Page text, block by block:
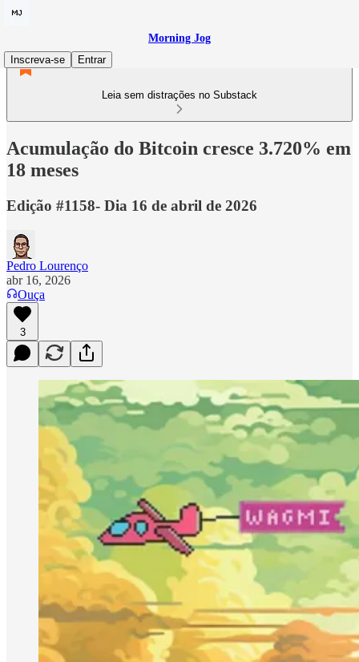
Morning Jog
Inscreva-se
Entrar
Leia sem distrações no Substack
Acumulação do Bitcoin cresce 3.720% em
18 meses
Edição #1158- Dia 16 de abril de 2026
Pedro Lourenço
abr 16, 2026
Ouça
3